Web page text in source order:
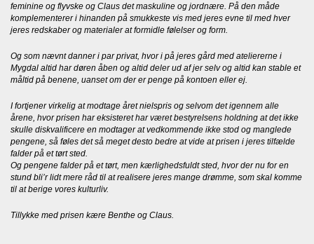
feminine og flyvske og Claus det maskuline og jordnære. På den måde
komplementerer i hinanden på smukkeste vis med jeres evne til med hver
jeres redskaber og materialer at formidle følelser og form.
Og som nævnt danner i par privat, hvor i på jeres gård med ateliererne i
Mygdal altid har døren åben og altid deler ud af jer selv og altid kan stable et
måltid på benene, uanset om der er penge på kontoen eller ej.
I fortjener virkelig at modtage året nielspris og selvom det igennem alle
årene, hvor prisen har eksisteret har været bestyrelsens holdning at det ikke
skulle diskvalificere en modtager at vedkommende ikke stod og manglede
pengene, så føles det så meget desto bedre at vide at prisen i jeres tilfælde
falder på et tørt sted.
Og pengene falder på et tørt, men kærlighedsfuldt sted, hvor der nu for en
stund bli’r lidt mere råd til at realisere jeres mange drømme, som skal komme
til at berige vores kulturliv.
Tillykke med prisen kære Benthe og Claus.